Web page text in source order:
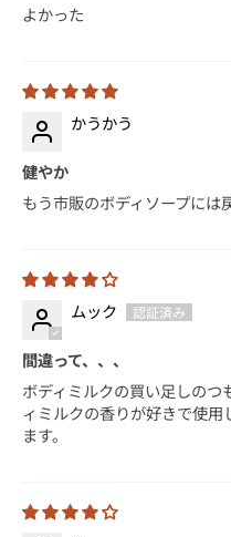
よかった
かうかう
健やか
もう市販のボディソープには
ムック
間違って、、、
ボディミルクの買い足しの
ィミルクの香りが好きで使
ます。